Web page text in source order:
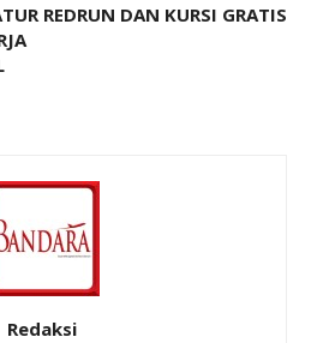
REDRUN DAN KURSI GRATIS
Redaksi